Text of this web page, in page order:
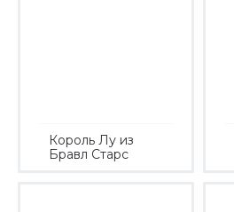
Король Лу из
Бравл Старс